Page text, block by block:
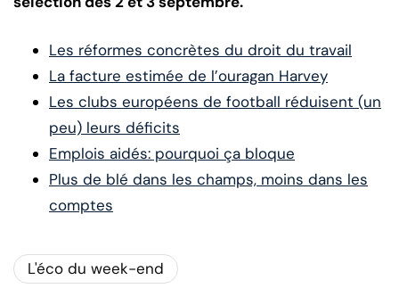
Les réformes concrètes du droit du travail
La facture estimée de l’ouragan Harvey
Les clubs européens de football réduisent (un
peu) leurs déficits
Emplois aidés: pourquoi ça bloque
Plus de blé dans les champs, moins dans les
comptes
L'éco du week-end